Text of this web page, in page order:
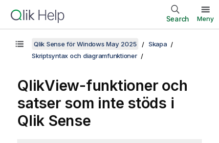
Search Meny
Qlik Sense för Windows May 2025
Skapa
Skriptsyntax och diagramfunktioner
QlikView-funktioner och
satser som inte stöds i
Qlik Sense